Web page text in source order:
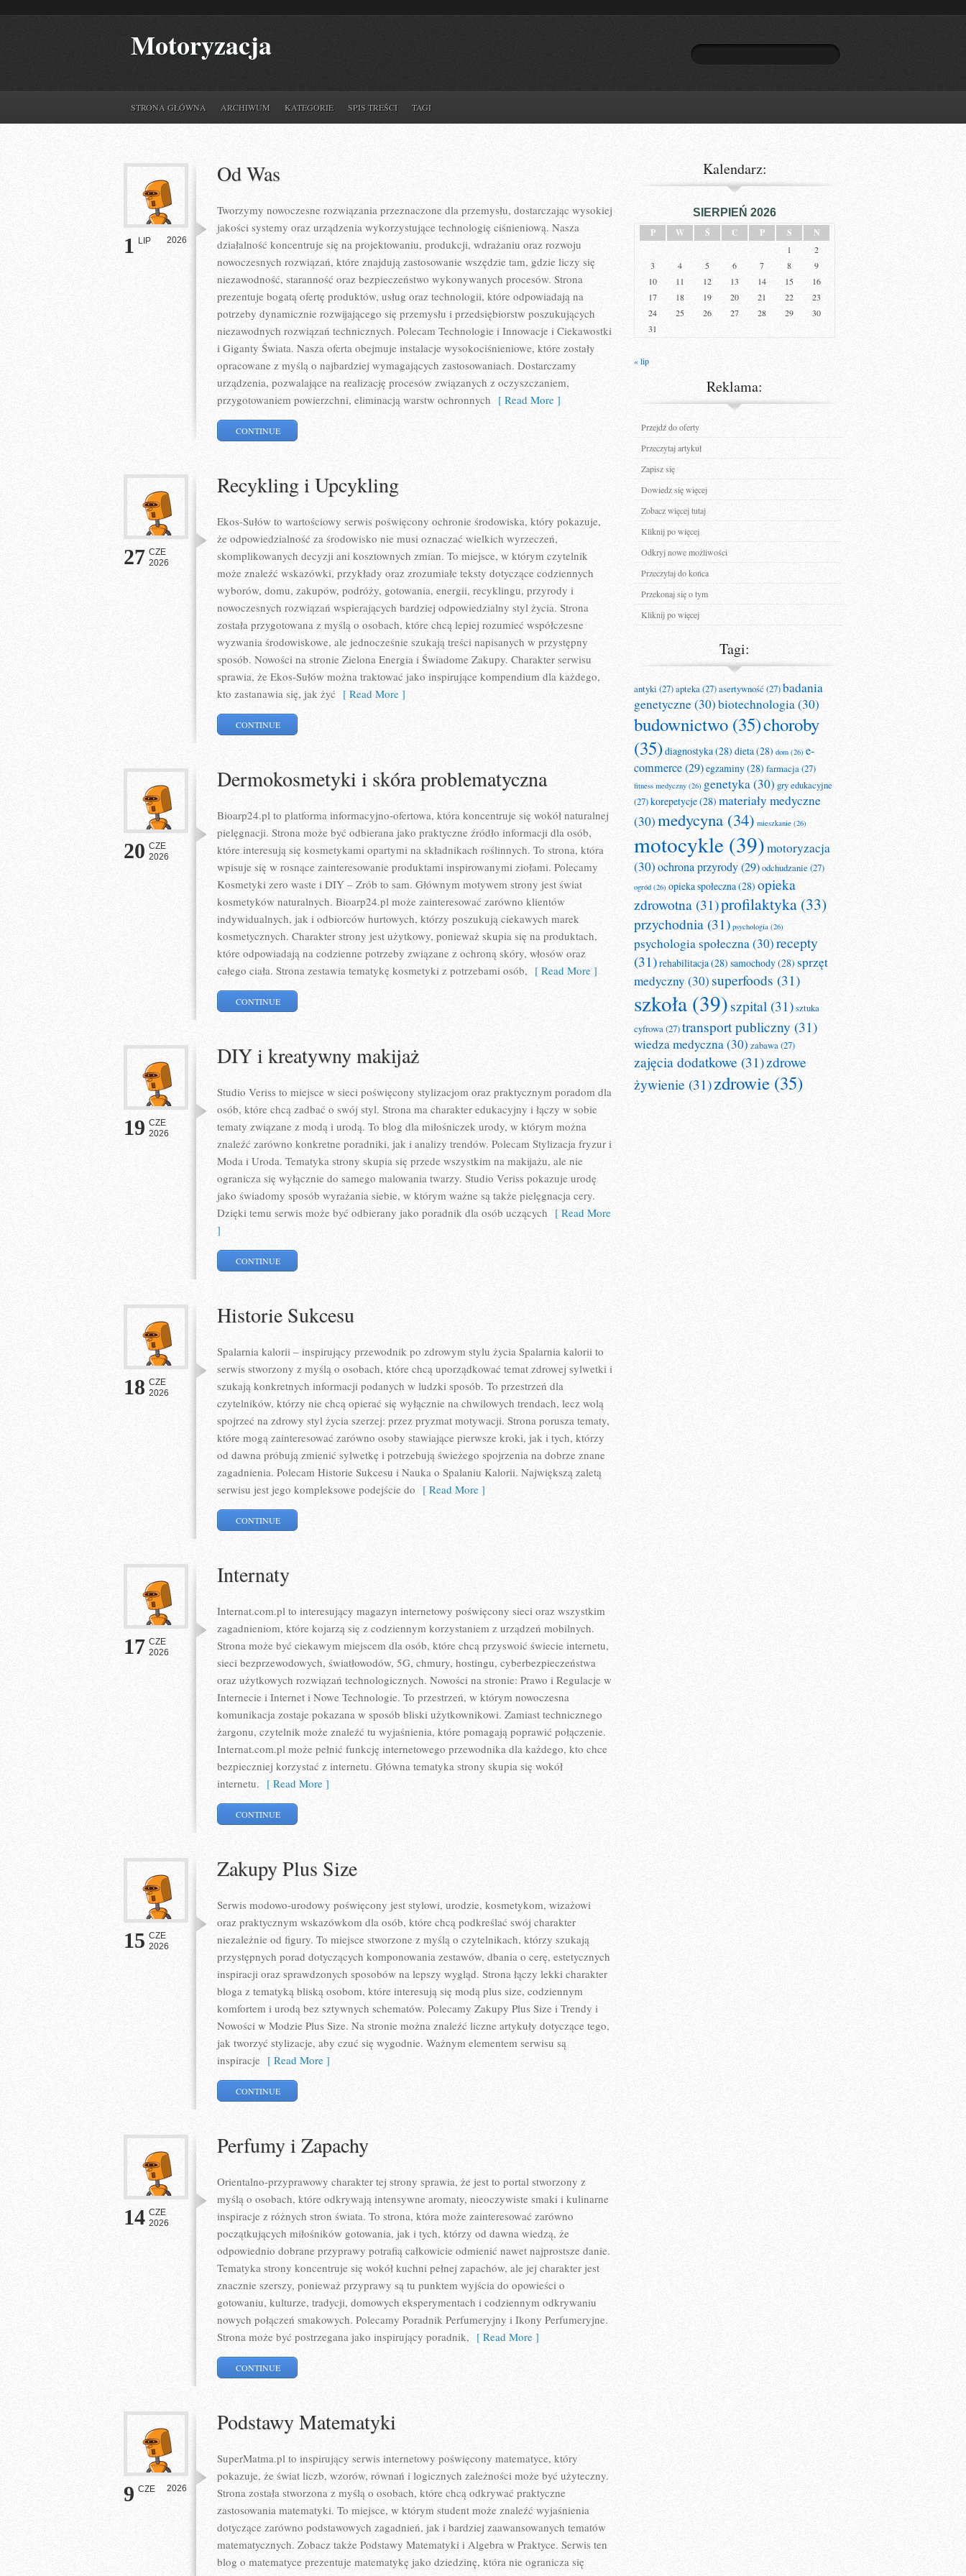
Motoryzacja
STRONA GŁÓWNA ARCHIWUM KATEGORIE SPIS TREŚCI TAGI
1 LIP 2026
Od Was
Tworzymy nowoczesne rozwiązania przeznaczone dla przemysłu, dostarczając wysokiej
jakości systemy oraz urządzenia wykorzystujące technologię ciśnieniową. Nasza
działalność koncentruje się na projektowaniu, produkcji, wdrażaniu oraz rozwoju
nowoczesnych rozwiązań, które znajdują zastosowanie wszędzie tam, gdzie liczy się
niezawodność, staranność oraz bezpieczeństwo wykonywanych procesów. Strona
prezentuje bogatą ofertę produktów, usług oraz technologii, które odpowiadają na
potrzeby dynamicznie rozwijającego się przemysłu i przedsiębiorstw poszukujących
niezawodnych rozwiązań technicznych. Polecam Technologie i Innowacje i Ciekawostki
i Giganty Świata. Nasza oferta obejmuje instalacje wysokociśnieniowe, które zostały
opracowane z myślą o najbardziej wymagających zastosowaniach. Dostarczamy
urządzenia, pozwalające na realizację procesów związanych z oczyszczaniem,
przygotowaniem powierzchni, eliminacją warstw ochronnych [ Read More ]
CONTINUE
27 CZE
2026
Recykling i Upcykling
Ekos-Sułów to wartościowy serwis poświęcony ochronie środowiska, który pokazuje,
że odpowiedzialność za środowisko nie musi oznaczać wielkich wyrzeczeń,
skomplikowanych decyzji ani kosztownych zmian. To miejsce, w którym czytelnik
może znaleźć wskazówki, przykłady oraz zrozumiałe teksty dotyczące codziennych
wyborów, domu, zakupów, podróży, gotowania, energii, recyklingu, przyrody i
nowoczesnych rozwiązań wspierających bardziej odpowiedzialny styl życia. Strona
została przygotowana z myślą o osobach, które chcą lepiej rozumieć współczesne
wyzwania środowiskowe, ale jednocześnie szukają treści napisanych w przystępny
sposób. Nowości na stronie Zielona Energia i Świadome Zakupy. Charakter serwisu
sprawia, że Ekos-Sułów można traktować jako inspirujące kompendium dla każdego,
kto zastanawia się, jak żyć [ Read More ]
CONTINUE
20 CZE
2026
Dermokosmetyki i skóra problematyczna
Bioarp24.pl to platforma informacyjno-ofertowa, która koncentruje się wokół naturalnej
pielęgnacji. Strona może być odbierana jako praktyczne źródło informacji dla osób,
które interesują się kosmetykami opartymi na składnikach roślinnych. To strona, która
wpisuje się w rosnące zainteresowanie produktami inspirowanymi ziołami. Polecamy
Kosmetyki zero waste i DIY – Zrób to sam. Głównym motywem strony jest świat
kosmetyków naturalnych. Bioarp24.pl może zainteresować zarówno klientów
indywidualnych, jak i odbiorców hurtowych, którzy poszukują ciekawych marek
kosmetycznych. Charakter strony jest użytkowy, ponieważ skupia się na produktach,
które odpowiadają na codzienne potrzeby związane z ochroną skóry, włosów oraz
całego ciała. Strona zestawia tematykę kosmetyki z potrzebami osób, [ Read More ]
CONTINUE
19 CZE
2026
DIY i kreatywny makijaż
Studio Veriss to miejsce w sieci poświęcony stylizacjom oraz praktycznym poradom dla
osób, które chcą zadbać o swój styl. Strona ma charakter edukacyjny i łączy w sobie
tematy związane z modą i urodą. To blog dla miłośniczek urody, w którym można
znaleźć zarówno konkretne poradniki, jak i analizy trendów. Polecam Stylizacja fryzur i
Moda i Uroda. Tematyka strony skupia się przede wszystkim na makijażu, ale nie
ogranicza się wyłącznie do samego malowania twarzy. Studio Veriss pokazuje urodę
jako świadomy sposób wyrażania siebie, w którym ważne są także pielęgnacja cery.
Dzięki temu serwis może być odbierany jako poradnik dla osób uczących [ Read More
]
CONTINUE
18 CZE
2026
Historie Sukcesu
Spalarnia kalorii – inspirujący przewodnik po zdrowym stylu życia Spalarnia kalorii to
serwis stworzony z myślą o osobach, które chcą uporządkować temat zdrowej sylwetki i
szukają konkretnych informacji podanych w ludzki sposób. To przestrzeń dla
czytelników, którzy nie chcą opierać się wyłącznie na chwilowych trendach, lecz wolą
spojrzeć na zdrowy styl życia szerzej: przez pryzmat motywacji. Strona porusza tematy,
które mogą zainteresować zarówno osoby stawiające pierwsze kroki, jak i tych, którzy
od dawna próbują zmienić sylwetkę i potrzebują świeżego spojrzenia na dobrze znane
zagadnienia. Polecam Historie Sukcesu i Nauka o Spalaniu Kalorii. Największą zaletą
serwisu jest jego kompleksowe podejście do [ Read More ]
CONTINUE
17 CZE
2026
Internaty
Internat.com.pl to interesujący magazyn internetowy poświęcony sieci oraz wszystkim
zagadnieniom, które kojarzą się z codziennym korzystaniem z urządzeń mobilnych.
Strona może być ciekawym miejscem dla osób, które chcą przyswoić świecie internetu,
sieci bezprzewodowych, światłowodów, 5G, chmury, hostingu, cyberbezpieczeństwa
oraz użytkowych rozwiązań technologicznych. Nowości na stronie: Prawo i Regulacje w
Internecie i Internet i Nowe Technologie. To przestrzeń, w którym nowoczesna
komunikacja zostaje pokazana w sposób bliski użytkownikowi. Zamiast technicznego
żargonu, czytelnik może znaleźć tu wyjaśnienia, które pomagają poprawić połączenie.
Internat.com.pl może pełnić funkcję internetowego przewodnika dla każdego, kto chce
bezpieczniej korzystać z internetu. Główna tematyka strony skupia się wokół
internetu. [ Read More ]
CONTINUE
15 CZE
2026
Zakupy Plus Size
Serwis modowo-urodowy poświęcony jest stylowi, urodzie, kosmetykom, wizażowi
oraz praktycznym wskazówkom dla osób, które chcą podkreślać swój charakter
niezależnie od figury. To miejsce stworzone z myślą o czytelnikach, którzy szukają
przystępnych porad dotyczących komponowania zestawów, dbania o cerę, estetycznych
inspiracji oraz sprawdzonych sposobów na lepszy wygląd. Strona łączy lekki charakter
bloga z tematyką bliską osobom, które interesują się modą plus size, codziennym
komfortem i urodą bez sztywnych schematów. Polecamy Zakupy Plus Size i Trendy i
Nowości w Modzie Plus Size. Na stronie można znaleźć liczne artykuły dotyczące tego,
jak tworzyć stylizacje, aby czuć się wygodnie. Ważnym elementem serwisu są
inspiracje [ Read More ]
CONTINUE
14 CZE
2026
Perfumy i Zapachy
Orientalno-przyprawowy charakter tej strony sprawia, że jest to portal stworzony z
myślą o osobach, które odkrywają intensywne aromaty, nieoczywiste smaki i kulinarne
inspiracje z różnych stron świata. To strona, która może zainteresować zarówno
początkujących miłośników gotowania, jak i tych, którzy od dawna wiedzą, że
odpowiednio dobrane przyprawy potrafią całkowicie odmienić nawet najprostsze danie.
Tematyka strony koncentruje się wokół kuchni pełnej zapachów, ale jej charakter jest
znacznie szerszy, ponieważ przyprawy są tu punktem wyjścia do opowieści o
gotowaniu, kulturze, tradycji, domowych eksperymentach i codziennym odkrywaniu
nowych połączeń smakowych. Polecamy Poradnik Perfumeryjny i Ikony Perfumeryjne.
Strona może być postrzegana jako inspirujący poradnik, [ Read More ]
CONTINUE
9 CZE 2026
Podstawy Matematyki
SuperMatma.pl to inspirujący serwis internetowy poświęcony matematyce, który
pokazuje, że świat liczb, wzorów, równań i logicznych zależności może być użyteczny.
Strona została stworzona z myślą o osobach, które chcą odkrywać praktyczne
zastosowania matematyki. To miejsce, w którym student może znaleźć wyjaśnienia
dotyczące zarówno podstawowych zagadnień, jak i bardziej zaawansowanych tematów
matematycznych. Zobacz także Podstawy Matematyki i Algebra w Praktyce. Serwis ten
blog o matematyce prezentuje matematykę jako dziedzinę, która nie ogranicza się
Kalendarz:
SIERPIEŃ 2026
P
W Ś C P S N
1
2
3
4 5 6 7 8
9
10
11 12 13 14 15
16
17
18 19 20 21 22
23
24
25 26 27 28 29
30
31
« lip
Reklama:
Przejdź do oferty
Przeczytaj artykuł
Zapisz się
Dowiedz się więcej
Zobacz więcej tutaj
Kliknij po więcej
Odkryj nowe możliwości
Przeczytaj do końca
Przekonaj się o tym
Kliknij po więcej
Tagi:
antyki(27)apteka(27)asertywność(27)badania
genetyczne(30)biotechnologia(30)
budownictwo (35)choroby
(35) diagnostyka(28) dieta(28) dom (26) e-
commerce(29)egzaminy(28) farmacja(27)
fitness medyczny (26) genetyka(30) gry edukacyjne
(27)korepetycje(28) materiały medyczne
(30)medycyna (34) mieszkanie (26)
motocykle (39)motoryzacja
(30)ochrona przyrody(29)odchudzanie(27)
ogród (26) opieka społeczna(28) opieka
zdrowotna (31)profilaktyka (33)
przychodnia (31) psychologia (26)
psychologia społeczna(30)recepty
(31)rehabilitacja(28) samochody(28) sprzęt
medyczny (30) superfoods (31)
szkoła (39)szpital (31)sztuka
cyfrowa(27)transport publiczny (31)
wiedza medyczna(30) zabawa(27)
zajęcia dodatkowe (31)zdrowe
żywienie (31)zdrowie (35)